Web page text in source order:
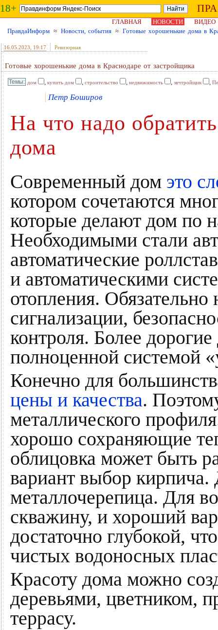
18+
ГЛАВНАЯ НОВОСТИ
ВИДЕО
ПравдаИнформ ≈ Новости, события ≈ Готовые хорошенькие дома в
16.05.2023 , 19:17 Ревизорная
Готовые хорошенькие дома в Краснодаре от застройщика
дом , купить дом , строительство , недвижимость , звчтройщик ,
Петр Боширов
На что надо
дома
Современный дом это
котором сочетаются
которые делают дом по
Необходимыми стали
автоматические
и автоматическими
отопления. Обязательно
сигнализации,
контроля. Более
полноценной системой
Конечно для
цены и качества.
металлического
хорошо сохраняющие
облицовка может быть
вариант выбор
металлочерепица. Для
скважину, и хороший
достаточно глубокой,
чистых водоносных
Красоту дома можно
деревьями, цветником,
террасу.